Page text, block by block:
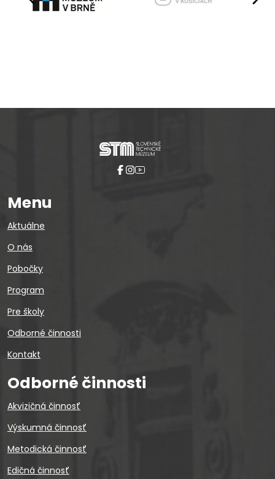
Menu
Aktuálne
O nás
Pobočky
Program
Pre školy
Odborné činnosti
Kontakt
Odborné činnosti
Akvizičná činnosť
Výskumná činnosť
Metodická činnosť
Edičná činnosť